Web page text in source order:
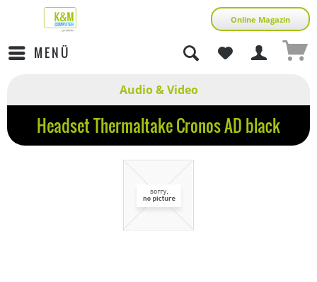
Online Magazin
MENÜ
Audio & Video
Headset Thermaltake Cronos AD black